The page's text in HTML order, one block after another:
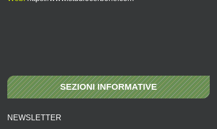
SEZIONI INFORMATIVE
NEWSLETTER